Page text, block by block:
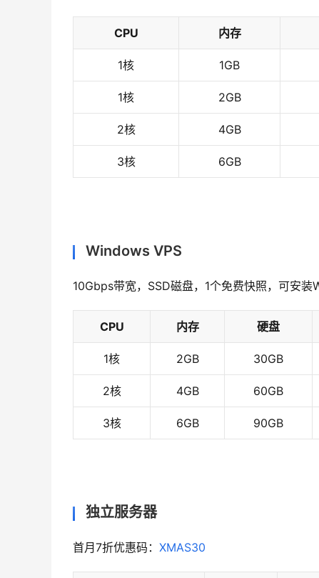
CPU 内存
1核 1GB
1核 2GB
2核 4GB
3核 6GB
Windows VPS
10Gbps带宽，SSD磁盘，1个免费快照，可安
CPU 内存 硬盘
1核 2GB 30GB
2核 4GB 60GB
3核 6GB 90GB
独立服务器
首月7折优惠码： XMAS30